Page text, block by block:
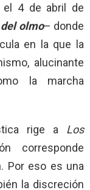
4 de abril de
olmo– donde
en la que la
alucinante
la marcha
rige a Los
corresponde
Por eso es una
la discreción